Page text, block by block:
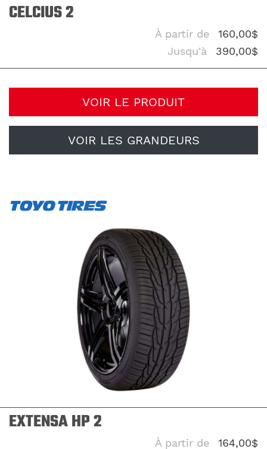
CELCIUS 2
À partir de
160,00$
Jusqu'à
390,00$
VOIR LE PRODUIT
VOIR LES GRANDEURS
EXTENSA HP 2
À partir de 164,00$